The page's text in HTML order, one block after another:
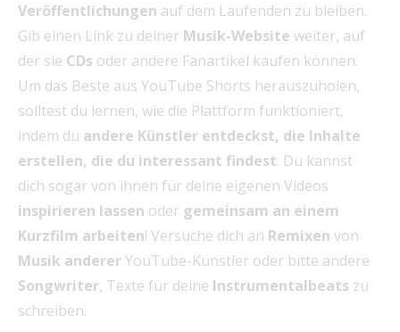
Veröffentlichungen auf dem Laufenden zu bleiben.
Gib einen Link zu deiner Musik-Website weiter, auf
der sie CDs oder andere Fanartikel kaufen können.
Um das Beste aus YouTube Shorts herauszuholen,
solltest du lernen, wie die Plattform funktioniert,
indem du andere Künstler entdeckst, die Inhalte
erstellen, die du interessant findest. Du kannst
dich sogar von ihnen für deine eigenen Videos
inspirieren lassen oder gemeinsam an einem
Kurzfilm arbeiten! Versuche dich an Remixen von
Musik andererYouTube-Künstler oder bitte andere
Songwriter, Texte für deine Instrumentalbeats zu
schreiben.